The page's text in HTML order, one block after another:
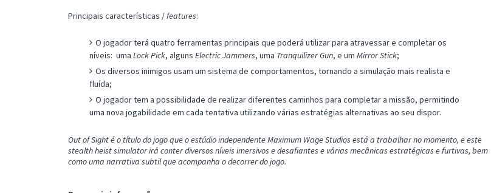
Principais características /features:
O jogador terá quatro ferramentas principais que poderá utilizar para atravessar e completar os
níveis: uma Lock Pick, alguns Electric Jammers, uma Tranquilizer Gun, e um Mirror Stick;
Os diversos inimigos usam um sistema de comportamentos, tornando a simulação mais realista e
fluída;
O jogador tem a possibilidade de realizar diferentes caminhos para completar a missão, permitindo
uma nova jogabilidade em cada tentativa utilizando várias estratégias alternativas ao seu dispor.
Out of Sight é o título do jogo que o estúdio independente Maximum Wage Studios está a trabalhar no momento, e este
stealth heist simulator irá conter diversos níveis imersivos e desafiantes e várias mecânicas estratégicas e furtivas, bem
como uma narrativa subtil que acompanha o decorrer do jogo.